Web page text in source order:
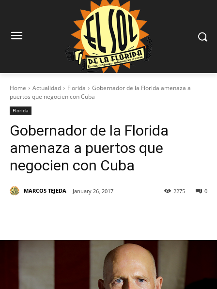
Home Actualidad Florida
Gobernador de la Florida amenaza a
puertos que negocien con Cuba
Florida
Gobernador de la Florida
amenaza a puertos que
negocien con Cuba
MARCOS TEJEDA January 26, 2017 0
2275